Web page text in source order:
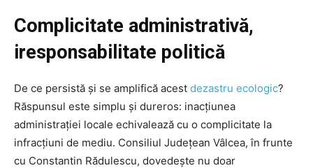
Complicitate administrativă,
iresponsabilitate politică
De ce persistă și se amplifică acest dezastru ecologic?
Răspunsul este simplu și dureros: inacțiunea
administrației locale echivalează cu o complicitate la
infracțiuni de mediu. Consiliul Județean Vâlcea, în frunte
cu Constantin Rădulescu, dovedește nu doar